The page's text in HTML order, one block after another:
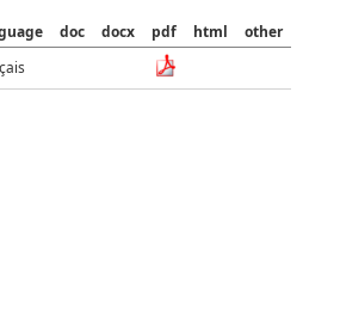
doc docx pdf html
other